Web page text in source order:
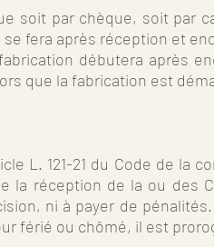
soit par chèque, soit par
fera après réception et
débutera après
que la fabrication est
L. 121-21 du Code de la
la réception de la ou des
ni à payer de
férié ou chômé, il est